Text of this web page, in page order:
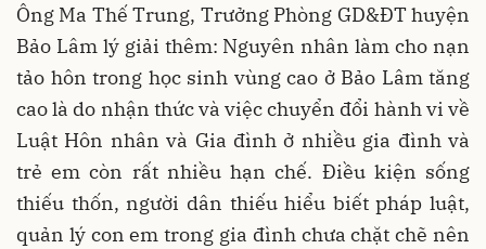
Ông Ma Thế Trung, Trưởng Phòng GD&ĐT huyện
Bảo Lâm lý giải thêm: Nguyên nhân làm cho nạn
tảo hôn trong học sinh vùng cao ở Bảo Lâm tăng
cao là do nhận thức và việc chuyển đổi hành vi về
Luật Hôn nhân và Gia đình ở nhiều gia đình và
trẻ em còn rất nhiều hạn chế. Điều kiện sống
thiếu thốn, người dân thiếu hiểu biết pháp luật,
quản lý con em trong gia đình chưa chặt chẽ nên